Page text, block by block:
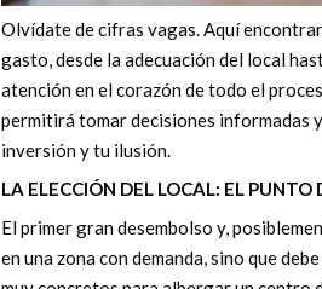
Olvídate de cifras vagas. Aquí
gasto, desde la adecuación del local
atención en el corazón de todo el
permitirá tomar decisiones informadas
inversión y tu ilusión.
LA ELECCIÓN DEL LOCAL: EL
El primer gran desembolso y,
en una zona con demanda, sino que